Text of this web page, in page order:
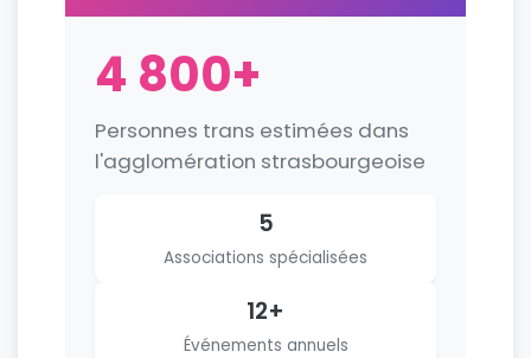
4 800+
Personnes trans estimées dans
l'agglomération strasbourgeoise
5
Associations spécialisées
12+
Événements annuels